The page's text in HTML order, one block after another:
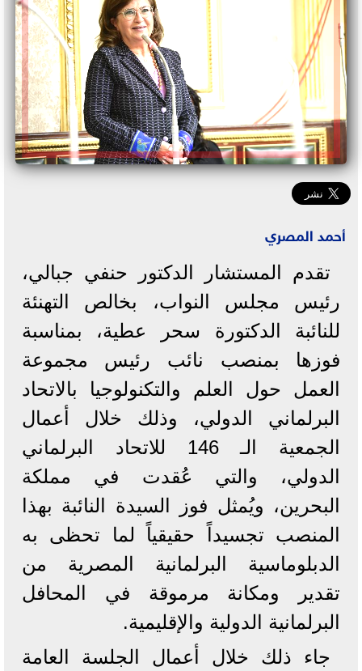
أحمد المصري
تقدم المستشار الدكتور حنفي جبالي،
رئيس مجلس النواب، بخالص التهنئة
للنائبة الدكتورة سحر عطية، بمناسبة
فوزها بمنصب نائب رئيس مجموعة
العمل حول العلم والتكنولوجيا بالاتحاد
البرلماني الدولي، وذلك خلال أعمال
الجمعية الـ 146 للاتحاد البرلماني
الدولي، والتي عُقدت في مملكة
البحرين، ويُمثل فوز السيدة النائبة بهذا
المنصب تجسيداً حقيقياً لما تحظى به
الدبلوماسية البرلمانية المصرية من
تقدير ومكانة مرموقة في المحافل
البرلمانية الدولية والإقليمية.
جاء ذلك خلال أعمال الجلسة العامة